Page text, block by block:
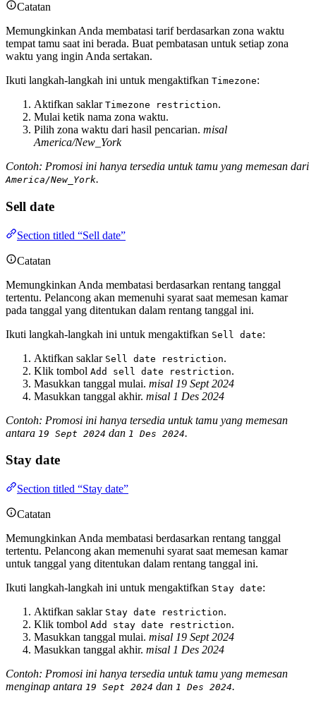
Catatan
Memungkinkan Anda membatasi tarif berdasarkan zona waktu
tempat tamu saat ini berada. Buat pembatasan untuk setiap zona
waktu yang ingin Anda sertakan.
Ikuti langkah-langkah ini untuk mengaktifkan Timezone:
Aktifkan saklar Timezone restriction.
Mulai ketik nama zona waktu.
Pilih zona waktu dari hasil pencarian. misal
America/New_York
Contoh: Promosi ini hanya tersedia untuk tamu yang memesan dari
America/New_York.
Sell date
Section titled “Sell date”
Catatan
Memungkinkan Anda membatasi berdasarkan rentang tanggal
tertentu. Pelancong akan memenuhi syarat saat memesan kamar
pada tanggal yang ditentukan dalam rentang tanggal ini.
Ikuti langkah-langkah ini untuk mengaktifkan Sell date:
Aktifkan saklar Sell date restriction.
Klik tombol Add sell date restriction.
Masukkan tanggal mulai. misal 19 Sept 2024
Masukkan tanggal akhir. misal 1 Des 2024
Contoh: Promosi ini hanya tersedia untuk tamu yang memesan
antara 19 Sept 2024 dan 1 Des 2024.
Stay date
Section titled “Stay date”
Catatan
Memungkinkan Anda membatasi berdasarkan rentang tanggal
tertentu. Pelancong akan memenuhi syarat saat memesan kamar
untuk tanggal yang ditentukan dalam rentang tanggal ini.
Ikuti langkah-langkah ini untuk mengaktifkan Stay date:
Aktifkan saklar Stay date restriction.
Klik tombol Add stay date restriction.
Masukkan tanggal mulai. misal 19 Sept 2024
Masukkan tanggal akhir. misal 1 Des 2024
Contoh: Promosi ini hanya tersedia untuk tamu yang memesan
menginap antara 19 Sept 2024 dan 1 Des 2024.